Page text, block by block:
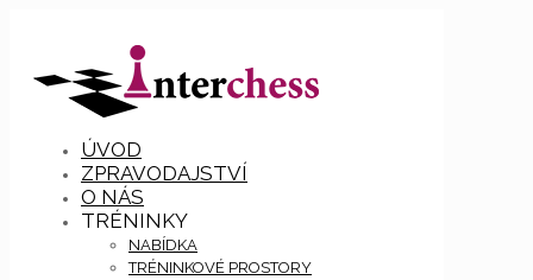
ÚVOD
ZPRAVODAJSTVÍ
O NÁS
TRÉNINKY
NABÍDKA
TRÉNINKOVÉ PROSTORY